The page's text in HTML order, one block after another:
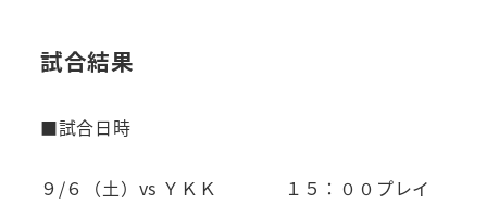
試合結果
■試合日時
９/６（土）vs ＹＫＫ １５：００プレイ